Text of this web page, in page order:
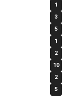
1
3
5
1
2
10
2
5